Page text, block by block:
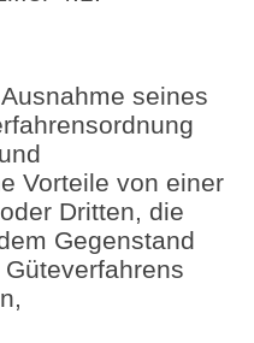
seines
Vorteile von einer
Dritten, die
Gegenstand